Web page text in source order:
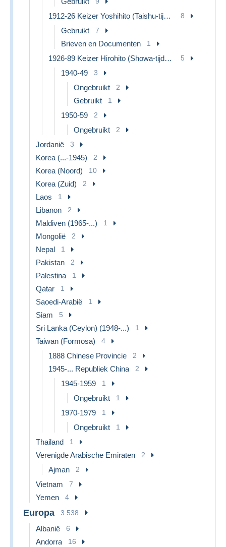
1912-26 Keizer Yoshihito (Taishu-tijdperk) 8
Gebruikt 7
Brieven en Documenten 1
1926-89 Keizer Hirohito (Showa-tijdperk) 5
1940-49 3
Ongebruikt 2
Gebruikt 1
1950-59 2
Ongebruikt 2
Jordanië 3
Korea (...-1945) 2
Korea (Noord) 10
Korea (Zuid) 2
Laos 1
Libanon 2
Maldiven (1965-...) 1
Mongolië 2
Nepal 1
Pakistan 2
Palestina 1
Qatar 1
Saoedi-Arabië 1
Siam 5
Sri Lanka (Ceylon) (1948-...) 1
Taiwan (Formosa) 4
1888 Chinese Provincie 2
1945-... Republiek China 2
1945-1959 1
Ongebruikt 1
1970-1979 1
Ongebruikt 1
Thailand 1
Verenigde Arabische Emiraten 2
Ajman 2
Vietnam 7
Yemen 4
Europa 3.538
Albanië 6
Andorra 16